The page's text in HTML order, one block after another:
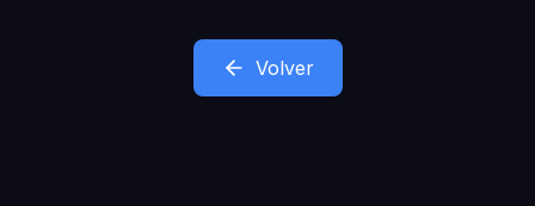
Volver